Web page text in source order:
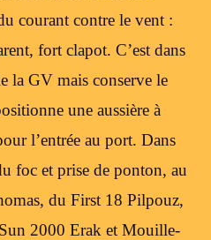
courant contre le vent :
fort clapot. C’est dans
la GV mais conserve le
une aussière à
l’entrée au port. Dans
foc et prise de ponton, au
du First 18 Pilpouz,
2000 Erak et Mouille-